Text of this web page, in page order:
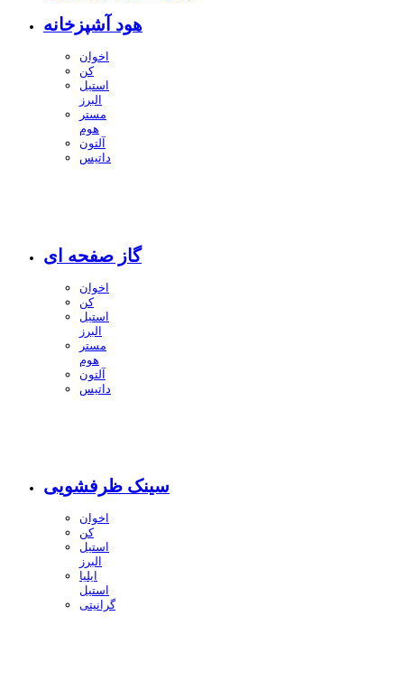
هود آشپزخانه
اخوان
کن
استیل
البرز
مستر
هوم
آلتون
داتیس
گاز صفحه ای
اخوان
کن
استیل
البرز
مستر
هوم
آلتون
داتیس
سینک ظرفشویی
اخوان
کن
استیل
البرز
ایلیا
استیل
گرانیتی